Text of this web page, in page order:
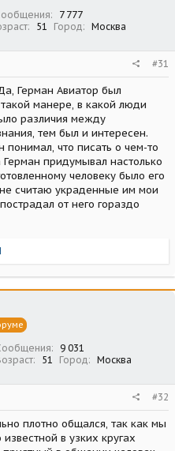
7 777
51 Город
Москва
#31
Герман Авиатор был
манере, в какой люди
различия между
тем был и интересен.
что писать о чем-то
Герман придумывал настолько
человеку было его
считаю украденные им мои
от него гораздо
9 031
51 Город
Москва
#32
плотно общался, так как мы
в узких кругах